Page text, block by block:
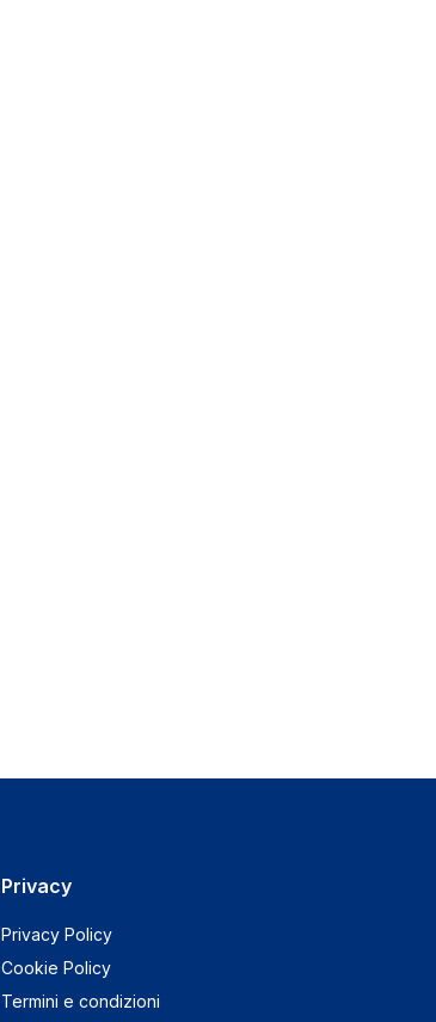
Privacy
Privacy Policy
Cookie Policy
Termini e condizioni